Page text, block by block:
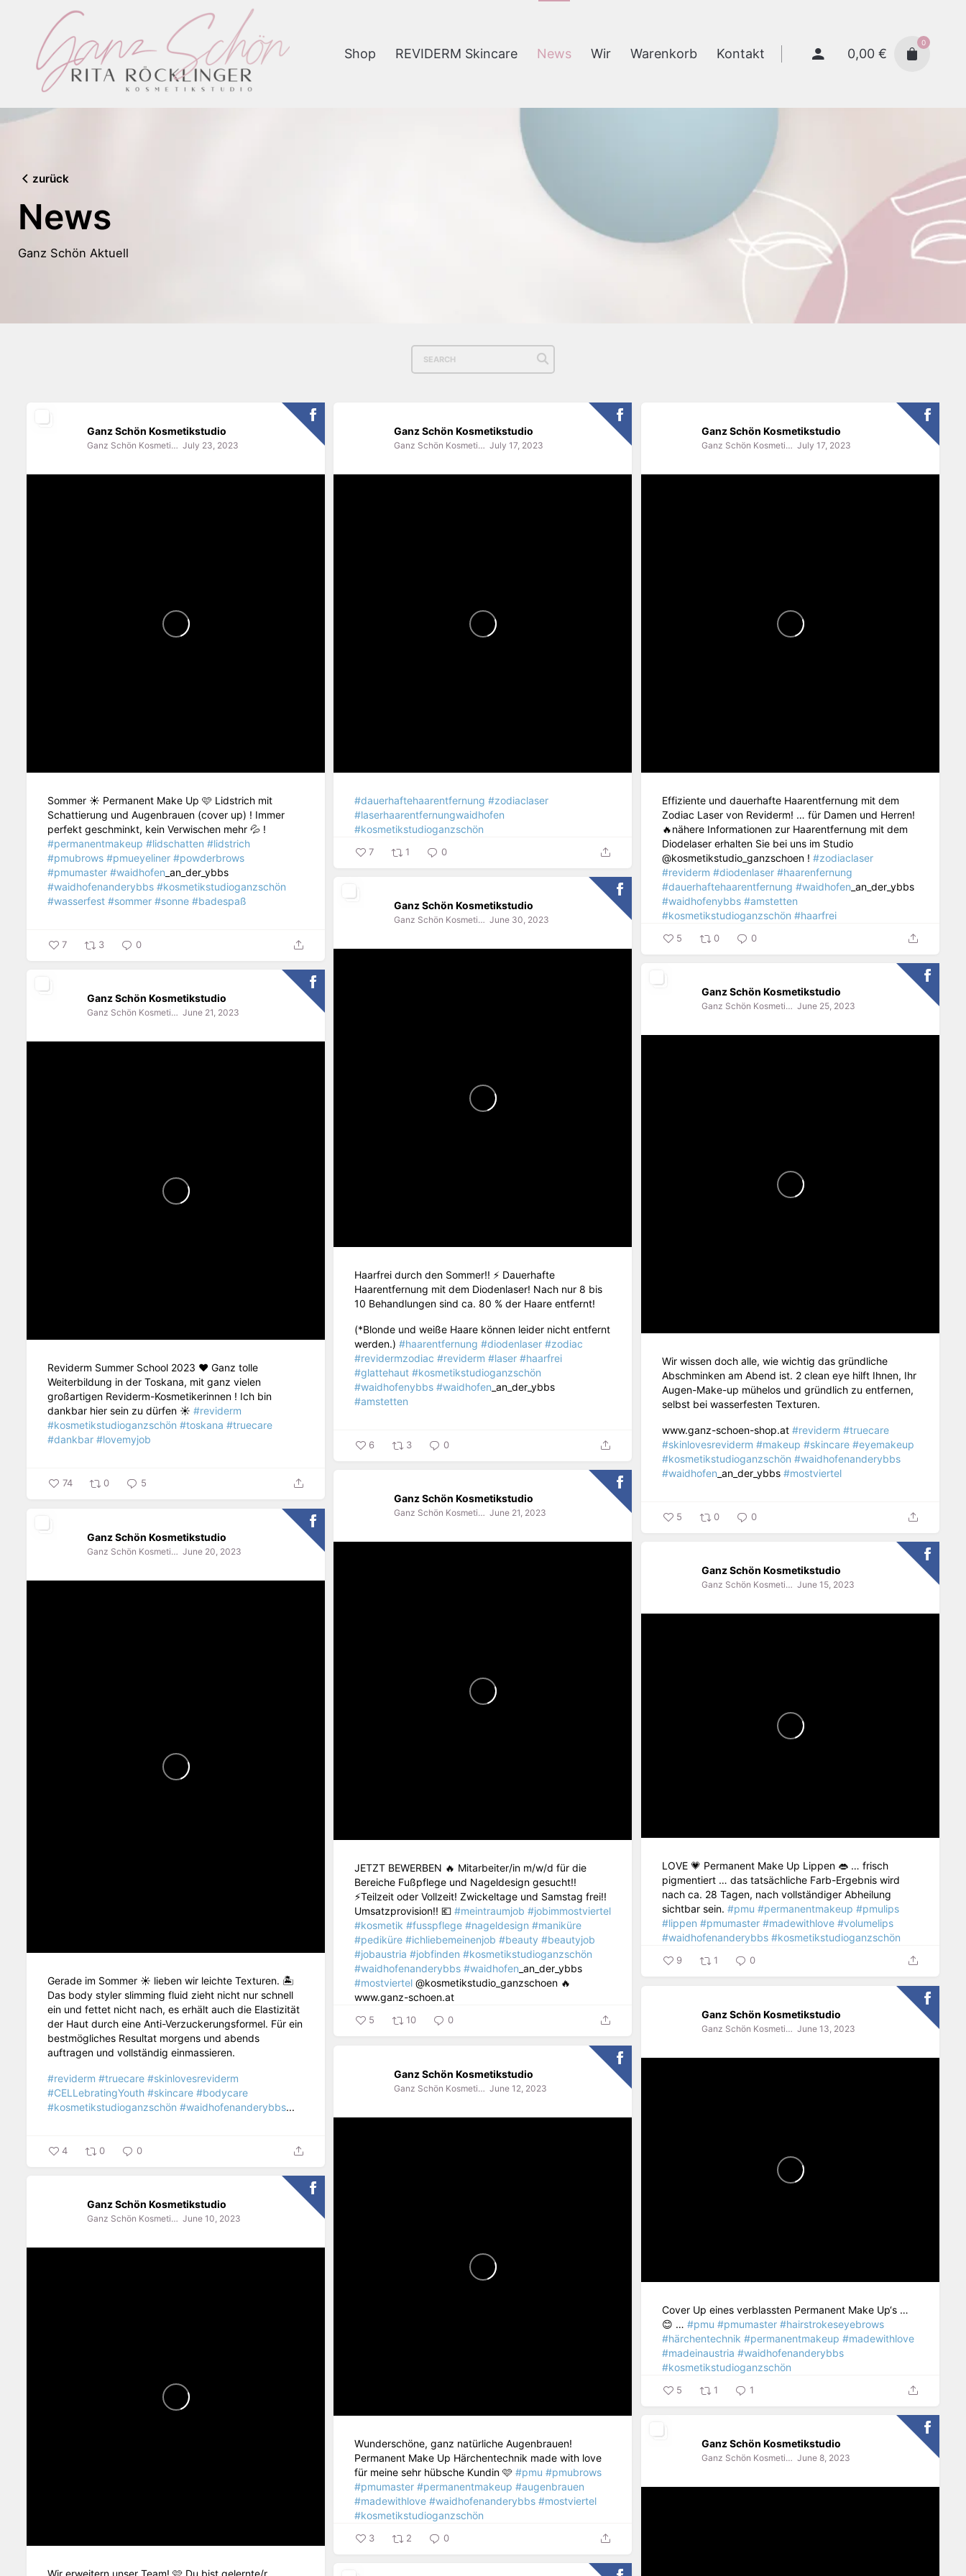
Shop REVIDERM Skincare News Wir Warenkorb Kontakt 0,00 €
0
zurück
News
Ganz Schön Aktuell
Ganz Schön Kosmetikstudio
Ganz Schön Kosmetikstudio July 23, 2023
Sommer ☀️ Permanent Make Up 🩷 Lidstrich mit
Schattierung und Augenbrauen (cover up) ! Immer
perfekt geschminkt, kein Verwischen mehr 💦 !
#permanentmakeup #lidschatten #lidstrich
#pmubrows #pmueyeliner #powderbrows
#pmumaster #waidhofen _an_der_ybbs
#waidhofenanderybbs #kosmetikstudioganzschön
#wasserfest #sommer #sonne #badespaß
7 3 0
Ganz Schön Kosmetikstudio
Ganz Schön Kosmetikstudio July 17, 2023
#dauerhaftehaarentfernung #zodiaclaser
#laserhaarentfernungwaidhofen
#kosmetikstudioganzschön
7 1 0
Ganz Schön Kosmetikstudio
Ganz Schön Kosmetikstudio July 17, 2023
Effiziente und dauerhafte Haarentfernung mit dem
Zodiac Laser von Reviderm! … für Damen und Herren!
🔥nähere Informationen zur Haarentfernung mit dem
Diodelaser erhalten Sie bei uns im Studio
@kosmetikstudio_ganzschoen !#zodiaclaser
#reviderm #diodenlaser #haarenfernung
#dauerhaftehaarentfernung #waidhofen _an_der_ybbs
#waidhofenybbs #amstetten
#kosmetikstudioganzschön #haarfrei
5 0 0
Ganz Schön Kosmetikstudio
Ganz Schön Kosmetikstudio June 30, 2023
Haarfrei durch den Sommer!! ⚡️ Dauerhafte
Haarentfernung mit dem Diodenlaser! Nach nur 8 bis
10 Behandlungen sind ca. 80 % der Haare entfernt!
(*Blonde und weiße Haare können leider nicht entfernt
werden.)#haarentfernung #diodenlaser #zodiac
#revidermzodiac #reviderm #laser #haarfrei
#glattehaut #kosmetikstudioganzschön
#waidhofenybbs #waidhofen _an_der_ybbs
#amstetten
6 3 0
Ganz Schön Kosmetikstudio
Ganz Schön Kosmetikstudio June 25, 2023
Wir wissen doch alle, wie wichtig das gründliche
Abschminken am Abend ist. 2 clean eye hilft Ihnen, Ihr
Augen-Make-up mühelos und gründlich zu entfernen,
selbst bei wasserfesten Texturen.
www.ganz-schoen-shop.at#reviderm #truecare
#skinlovesreviderm #makeup #skincare #eyemakeup
#kosmetikstudioganzschön #waidhofenanderybbs
#waidhofen _an_der_ybbs#mostviertel
5 0 0
Ganz Schön Kosmetikstudio
Ganz Schön Kosmetikstudio June 21, 2023
Reviderm Summer School 2023 ❤️ Ganz tolle
Weiterbildung in der Toskana, mit ganz vielen
großartigen Reviderm-Kosmetikerinnen ! Ich bin
dankbar hier sein zu dürfen ☀️#reviderm
#kosmetikstudioganzschön #toskana #truecare
#dankbar #lovemyjob
74 0 5
Ganz Schön Kosmetikstudio
Ganz Schön Kosmetikstudio June 21, 2023
JETZT BEWERBEN 🔥 Mitarbeiter/in m/w/d für die
Bereiche Fußpflege und Nageldesign gesucht!!
⚡️Teilzeit oder Vollzeit! Zwickeltage und Samstag frei!!
Umsatzprovision!! 💶#meintraumjob #jobimmostviertel
#kosmetik #fusspflege #nageldesign #maniküre
#pediküre #ichliebemeinenjob #beauty #beautyjob
#jobaustria #jobfinden #kosmetikstudioganzschön
#waidhofenanderybbs #waidhofen _an_der_ybbs
#mostviertel @kosmetikstudio_ganzschoen 🔥
www.ganz-schoen.at
5 10 0
Ganz Schön Kosmetikstudio
Ganz Schön Kosmetikstudio June 20, 2023
Gerade im Sommer ☀️ lieben wir leichte Texturen. 🏝️
Das body styler slimming fluid zieht nicht nur schnell
ein und fettet nicht nach, es erhält auch die Elastizität
der Haut durch eine Anti-Verzuckerungsformel. Für ein
bestmögliches Resultat morgens und abends
auftragen und vollständig einmassieren.
#reviderm #truecare #skinlovesreviderm
#CELLebratingYouth #skincare #bodycare
#kosmetikstudioganzschön #waidhofenanderybbs...
4 0 0
Ganz Schön Kosmetikstudio
Ganz Schön Kosmetikstudio June 15, 2023
LOVE 💗 Permanent Make Up Lippen 👄 … frisch
pigmentiert … das tatsächliche Farb-Ergebnis wird
nach ca. 28 Tagen, nach vollständiger Abheilung
sichtbar sein.#pmu #permanentmakeup #pmulips
#lippen #pmumaster #madewithlove #volumelips
#waidhofenanderybbs #kosmetikstudioganzschön
9 1 0
Ganz Schön Kosmetikstudio
Ganz Schön Kosmetikstudio June 13, 2023
Cover Up eines verblassten Permanent Make Up‘s …
😊 …#pmu #pmumaster #hairstrokeseyebrows
#härchentechnik #permanentmakeup #madewithlove
#madeinaustria #waidhofenanderybbs
#kosmetikstudioganzschön
5 1 1
Ganz Schön Kosmetikstudio
Ganz Schön Kosmetikstudio June 12, 2023
Wunderschöne, ganz natürliche Augenbrauen!
Permanent Make Up Härchentechnik made with love
für meine sehr hübsche Kundin 🩷#pmu #pmubrows
#pmumaster #permanentmakeup #augenbrauen
#madewithlove #waidhofenanderybbs #mostviertel
#kosmetikstudioganzschön
3 2 0
Ganz Schön Kosmetikstudio
Ganz Schön Kosmetikstudio June 10, 2023
Ganz Schön Kosmetikstudio
Ganz Schön Kosmetikstudio June 8, 2023